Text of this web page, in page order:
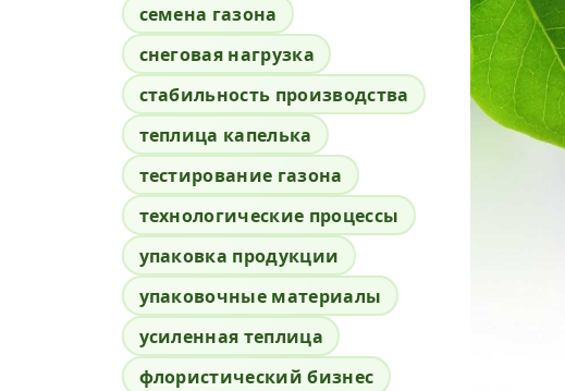
семена газона
снеговая нагрузка
стабильность производства
теплица капелька
тестирование газона
технологические процессы
упаковка продукции
упаковочные материалы
усиленная теплица
флористический бизнес